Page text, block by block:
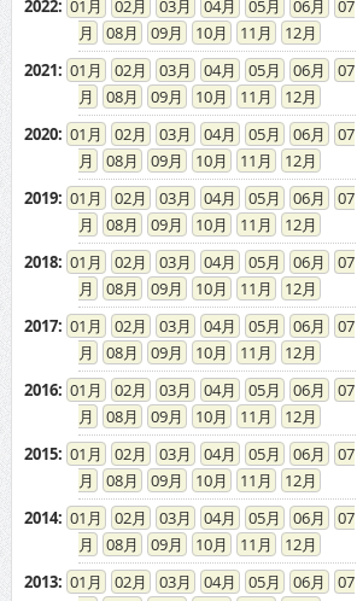
2022: 01 02 03 04 05 06
07
08
09 10 11
12
2021: 01 02 03 04 05 06
07
08
09 10 11
12
2020: 01 02 03 04 05 06
07
08
09 10 11
12
2019: 01 02 03 04 05 06
07
08
09 10 11
12
2018: 01 02 03 04 05 06
07
08
09 10 11
12
2017: 01 02 03 04 05 06
07
08
09 10 11
12
2016: 01 02 03 04 05 06
07
08
09 10 11
12
2015: 01 02 03 04 05 06
07
08
09 10 11
12
2014: 01 02 03 04 05 06
07
08
09 10 11
12
2013: 01 02 03 04 05 06
07